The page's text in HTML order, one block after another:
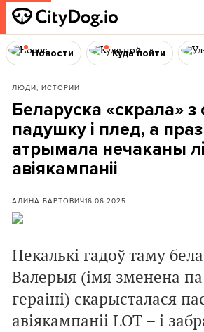
Новости Куда пойти
ЛЮДИ, ИСТОРИИ
Беларуска «скрала» з
падушку і плед, а
атрымала нечаканы
авіякампаніі
АЛИНА БАРТОВИЧ16.06.2025
Некалькі гадоў таму
Валерыя (імя зменена
гераіні) скарысталася
авіякампаніі LOT – і